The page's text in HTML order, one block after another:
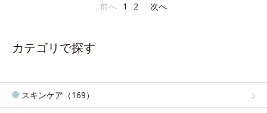
前へ 1 2 次へ
カテゴリで探す
スキンケア（169）